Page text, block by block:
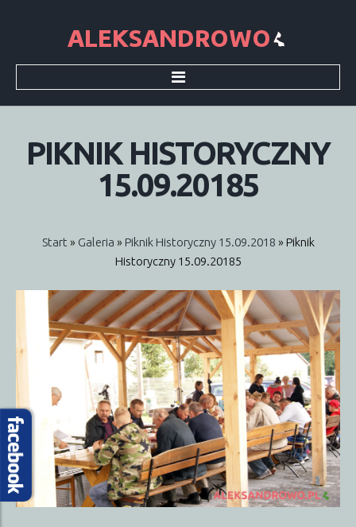
Rada sołecka
Historia
Dokumenty
Informacje SMS
Galeria
Archiwum
Parafia
Proboszcz
Przydatne strony
Autobusy
SP w Obierwi
Sąsiednie gminy
Lelis
Kadzidło
Baranowo
Olszewo-Borki
PIKNIK HISTORYCZNY
15.09.20185
Start » Galeria » Piknik Historyczny 15.09.2018 » Piknik
Historyczny 15.09.20185